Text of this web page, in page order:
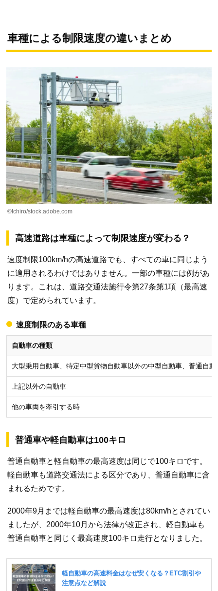
車種による制限速度の違いまとめ
©Ichiro/stock.adobe.com
高速道路は車種によって制限速度が変わる？
速度制限100km/hの高速道路でも、すべての車に同じよう
に適用されるわけではありません。一部の車種には例があ
ります。これは、道路交通法施行令第27条第1項（最高速
度）で定められています。
速度制限のある車種
自動車の種類
大型乗用自動車、特定中型貨物自動車以外の中型自動車、普通自
上記以外の自動車
他の車両を牽引する時
普通車や軽自動車は100キロ
普通自動車と軽自動車の最高速度は同じで100キロです。
軽自動車も道路交通法による区分であり、普通自動車に含
まれるためです。
2000年9月までは軽自動車の最高速度は80km/hとされてい
ましたが、2000年10月から法律が改正され、軽自動車も
普通自動車と同じく最高速度100キロ走行となりました。